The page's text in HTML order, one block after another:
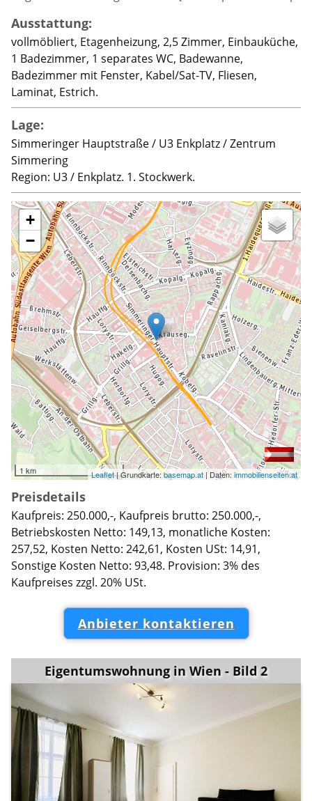
Ausstattung:
vollmöbliert, Etagenheizung, 2,5 Zimmer, Einbauküche,
1 Badezimmer, 1 separates WC, Badewanne,
Badezimmer mit Fenster, Kabel/Sat-TV, Fliesen,
Laminat, Estrich.
Lage:
Simmeringer Hauptstraße / U3 Enkplatz / Zentrum
Simmering
Region: U3 / Enkplatz. 1. Stockwerk.
+
−
1 km Leaflet| Grundkarte:basemap.at| Daten:immobilienseiten.at
Preisdetails
Kaufpreis: 250.000,-, Kaufpreis brutto: 250.000,-,
Betriebskosten Netto: 149,13, monatliche Kosten:
257,52, Kosten Netto: 242,61, Kosten USt: 14,91,
Sonstige Kosten Netto: 93,48. Provision: 3% des
Kaufpreises zzgl. 20% USt.
Anbieter kontaktieren
Eigentumswohnung in Wien - Bild 2